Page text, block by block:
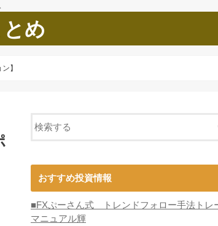
め
】
おすすめ投資情報
■FXぷーさん式 トレンドフォロー手法トレ
マニュアル輝